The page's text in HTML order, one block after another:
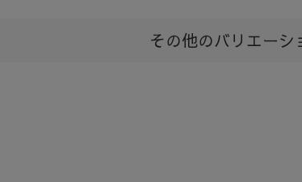
その他のバリエーシ